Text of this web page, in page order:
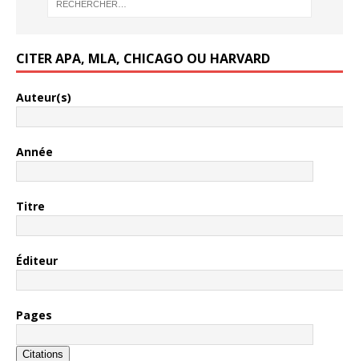
CITER APA, MLA, CHICAGO OU HARVARD
Auteur(s)
Année
Titre
Éditeur
Pages
Citations